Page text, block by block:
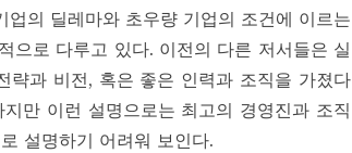
딜레마와 초우량 기업의 조건에 이르는
으로 다루고 있다. 이전의 다른 저서들은 실
략과 비전, 혹은 좋은 인력과 조직을 가졌다
만 이런 설명으로는 최고의 경영진과 조직
설명하기 어려워 보인다.